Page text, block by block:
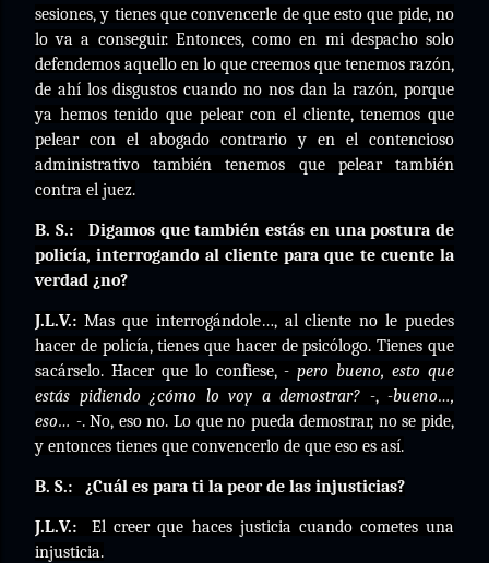
sesiones, y tienes que convencerle de que esto que pide, no
lo va a conseguir. Entonces, como en mi despacho solo
defendemos aquello en lo que creemos que tenemos razón,
de ahí los disgustos cuando no nos dan la razón, porque
ya hemos tenido que pelear con el cliente, tenemos que
pelear con el abogado contrario y en el contencioso
administrativo también tenemos que pelear también
contra el juez.
B. S.:
Digamos que también estás en una postura de
policía, interrogando al cliente para que te cuente la
verdad ¿no?
J.L.V.: Mas que interrogándole…, al cliente no le puedes
hacer de policía, tienes que hacer de psicólogo. Tienes que
sacárselo. Hacer que lo confiese,- pero bueno, esto que
estás pidiendo ¿cómo lo voy a demostrar? -, -bueno…,
eso… -. No, eso no. Lo que no pueda demostrar, no se pide,
y entonces tienes que convencerlo de que eso es así.
B. S.: ¿Cuál es para ti la peor de las injusticias?
J.L.V.:
El creer que haces justicia cuando cometes una
injusticia.